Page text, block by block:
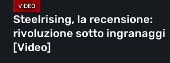
Steelrising, la recensione:
rivoluzione sotto ingranaggi
[Video]